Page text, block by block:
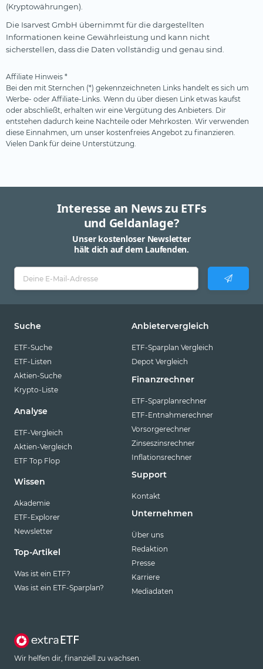
(Kryptowährungen).
Die Isarvest GmbH übernimmt für die dargestellten
Informationen keine Gewährleistung und kann nicht
sicherstellen, dass die Daten vollständig und genau sind.
Affiliate Hinweis *
Bei den mit Sternchen (*) gekennzeichneten Links handelt es sich um
Werbe- oder Affiliate-Links. Wenn du über diesen Link etwas kaufst
oder abschließt, erhalten wir eine Vergütung des Anbieters. Dir
entstehen dadurch keine Nachteile oder Mehrkosten. Wir verwenden
diese Einnahmen, um unser kostenfreies Angebot zu finanzieren.
Vielen Dank für deine Unterstützung.
Interesse an News zu ETFs
und Geldanlage?
Unser kostenloser Newsletter
hält dich auf dem Laufenden.
Suche
ETF-Suche
ETF-Listen
Aktien-Suche
Krypto-Liste
Analyse
ETF-Vergleich
Aktien-Vergleich
ETF Top Flop
Wissen
Akademie
ETF-Explorer
Newsletter
Top-Artikel
Was ist ein ETF?
Was ist ein ETF-Sparplan?
Anbietervergleich
ETF-Sparplan Vergleich
Depot Vergleich
Finanzrechner
ETF-Sparplanrechner
ETF-Entnahmerechner
Vorsorgerechner
Zinseszinsrechner
Inflationsrechner
Support
Kontakt
Unternehmen
Über uns
Redaktion
Presse
Karriere
Mediadaten
Wir helfen dir, finanziell zu wachsen.